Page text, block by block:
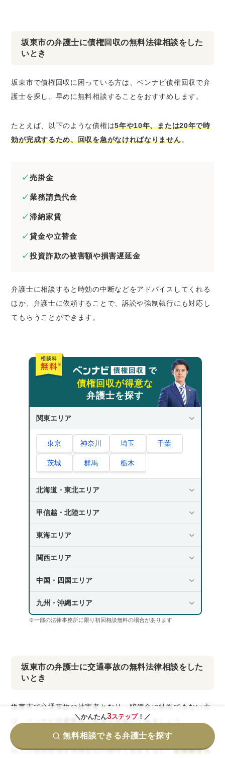
坂東市の弁護士に債権回収の無料法律相談をした
いとき
坂東市で債権回収に困っている方は、ベンナビ債権回収で弁
護士を探し、早めに無料相談することをおすすめします。
たとえば、以下のような債権は5年や10年、または20年で時
効が完成するため、回収を急がなければなりません。
売掛金
業務請負代金
滞納家賃
貸金や立替金
投資詐欺の被害額や損害遅延金
弁護士に相談すると時効の中断などをアドバイスしてくれる
ほか、弁護士に依頼することで、訴訟や強制執行にも対応し
てもらうことができます。
債権回収が得意な
弁護士を探す
関東エリア
東京 神奈川 埼玉 千葉
茨城 群馬 栃木
北海道・東北エリア
甲信越・北陸エリア
東海エリア
関西エリア
中国・四国エリア
九州・沖縄エリア
※一部の法律事務所に限り初回相談無料の場合があります
坂東市の弁護士に交通事故の無料法律相談をした
いとき
坂東市で交通事故の被害者となり、賠償金に納得できない方
は、ベンナビ交通事故で弁護士を探してみましょう。
以下の損害賠償を保険会社の基準で算定すると、必要額を大
＼かんたん3ステップ！／
無料相談できる弁護士を探す